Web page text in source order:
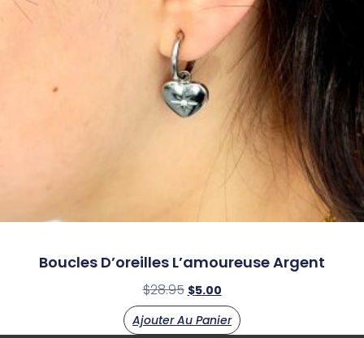
Boucles D’oreilles L’amoureuse Argent
$28.95 $5.00
Ajouter Au Panier